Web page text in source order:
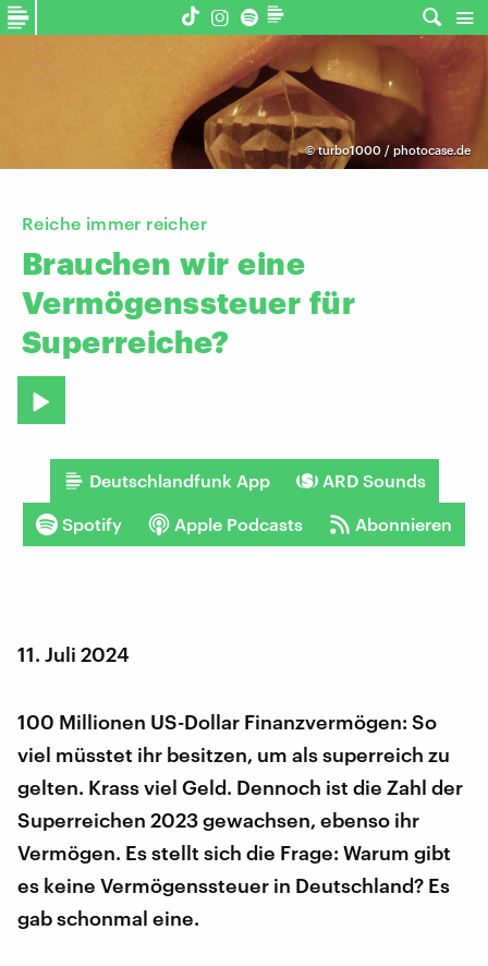
©turbo1000 / photocase.de
Reiche immer reicher
Brauchen wir eine
Vermögenssteuer für
Superreiche?
Deutschlandfunk App ARD Sounds
Spotify Apple Podcasts Abonnieren
11. Juli 2024
100 Millionen US-Dollar Finanzvermögen: So
viel müsstet ihr besitzen, um als superreich zu
gelten. Krass viel Geld. Dennoch ist die Zahl der
Superreichen 2023 gewachsen, ebenso ihr
Vermögen. Es stellt sich die Frage: Warum gibt
es keine Vermögenssteuer in Deutschland? Es
gab schonmal eine.